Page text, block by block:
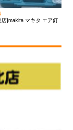
店|makita マキタ エア釘